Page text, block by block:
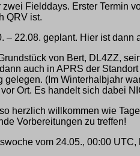
Fielddays. Erster Termin
QRV ist.
– 22.08. geplant. Hier ist
von Bert, DL4ZZ,
auch in APRS der
gelegen. (Im Winterhalbjahr
Ort. Es handelt sich dabei
herzlich willkommen wie
Vorbereitungen zu treffen!
vom 24.05., 00:00